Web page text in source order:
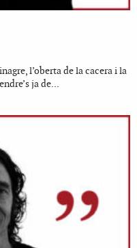
l’oberta de la cacera i la
ja de...